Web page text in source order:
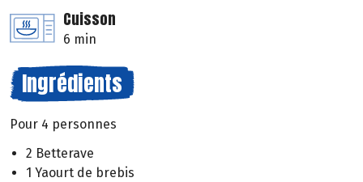
Cuisson
6 min
Ingrédients
Pour 4 personnes
2 Betterave
1 Yaourt de brebis